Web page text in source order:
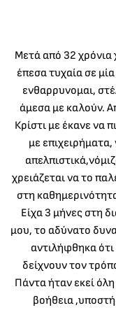
Μετά από 32 χρόνια
έπεσα τυχαία σε
ενθαρρυνομαι,
άμεσα με καλούν.
Κρίστι με έκανε να
με
χρειάζεται να το
στη
Είχα 3 μήνες στη
μου, το αδύνατο
αντιλήφθηκα
δείχνουν τον
Πάντα ήταν εκεί
βοήθεια